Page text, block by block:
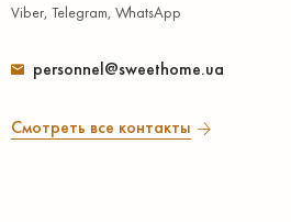
Viber, Telegram, WhatsApp
personnel@sweethome.ua
Смотреть все контакты